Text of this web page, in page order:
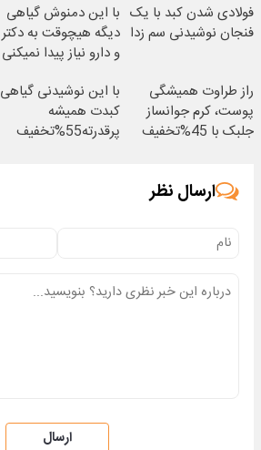
فولادی شدن کبد با یک
فنجان نوشیدنی سم زدا
با این دمنوش گیاهی
دیگه هیچوقت به دکتر
و دارو نیاز پیدا نمیکنی
راز طراوت همیشگی
پوست، کرم جوانساز
جلبک با 45%تخفیف
با این نوشیدنی گیاهی
کبدت همیشه
پرقدرته55%تخفیف
ارسال نظر
ارسال